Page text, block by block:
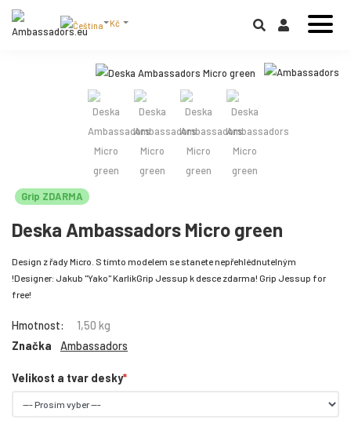
Kč
Grip ZDARMA
Deska Ambassadors Micro green
Design z řady Micro. S tímto modelem se stanete nepřehlédnutelným
!Designer: Jakub "Yako" KarlíkGrip Jessup k desce zdarma! Grip Jessup for
free!
Hmotnost:
1,50 kg
Značka
Ambassadors
Velikost a tvar desky